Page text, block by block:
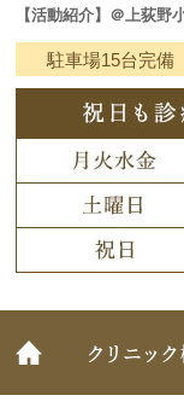
【活動紹介】＠上荻野
駐車場15台完備
ホーム